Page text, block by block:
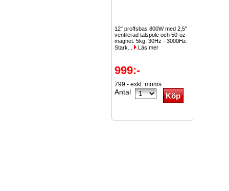
12" proffsbas 800W med 2,5"
ventilerad talspole och 50-oz
magnet. 5kg. 30Hz - 3000Hz.
Stark...
Läs mer
999:-
799:- exkl. moms
Antal